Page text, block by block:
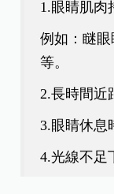
1.眼睛肌肉
例如：瞇
等。
2.長時間近
3.眼睛休息
4.光線不足